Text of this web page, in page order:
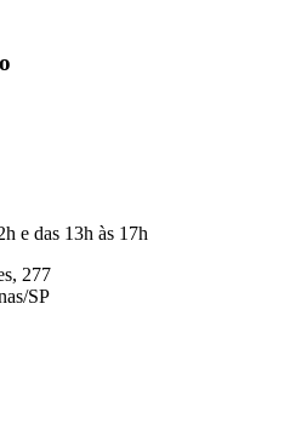
e das 13h às 17h
277
SP